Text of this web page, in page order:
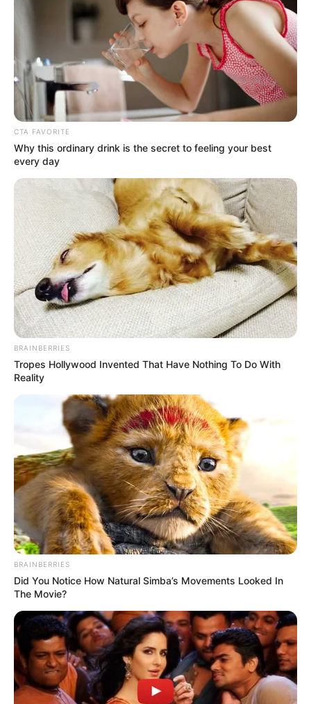
Serem! 9 Chat Ojek Online &
Pelanggan Ini Bikin Auto
Merinding
Bikin Ngakak, 10 Potret
Cosplay Murah Pakai Bahan
Seadanya
Anti Mainstream, 10 Cara
Membawa Barang Belanjaan
Versi Warga Thailand
Langka Banget! 10 Pose Lucu
Katak yang Bikin Ketawa
Gemes
Ambyar! 10 Kalimat Baper
Pakai Bahasa Jawa Ini Bikin
CTA FAVORITE
Why this ordinary drink is the secret to feeling your best
every day
BRAINBERRIES
Tropes Hollywood Invented That Have Nothing To Do With
Reality
BRAINBERRIES
Did You Notice How Natural Simba’s Movements Looked In
The Movie?